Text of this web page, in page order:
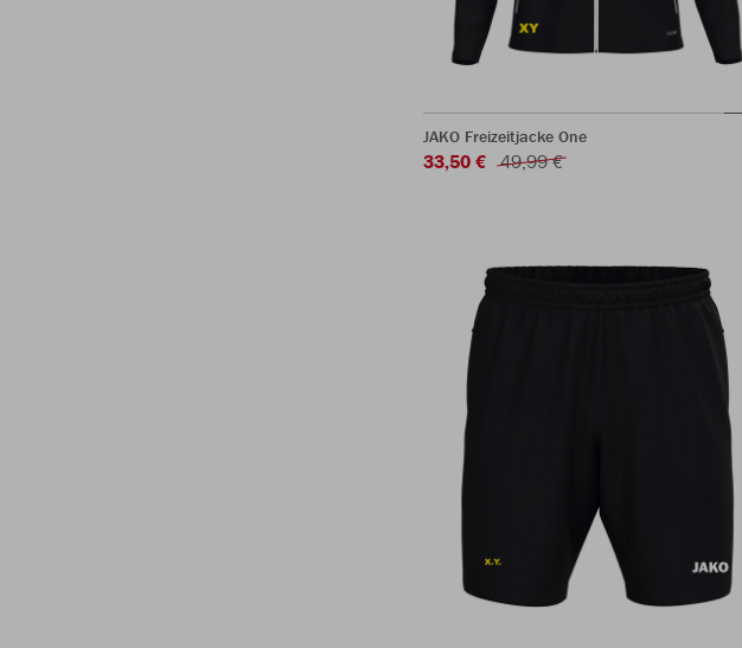
JAKO Freizeitjacke One
33,50 € 49,99 €